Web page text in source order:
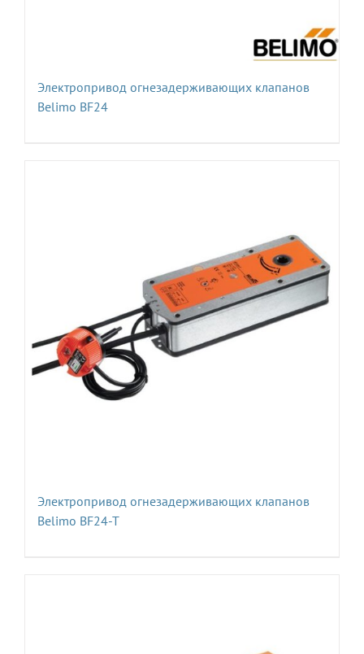
Электропривод огнезадерживающих клапанов
Belimo BF24
Электропривод огнезадерживающих клапанов
Belimo BF24-T